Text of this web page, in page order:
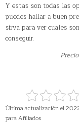
Y estas son todas las
puedes hallar a buen
sirva para ver cuales
conseguir.
Última actualización el
para Afiliados